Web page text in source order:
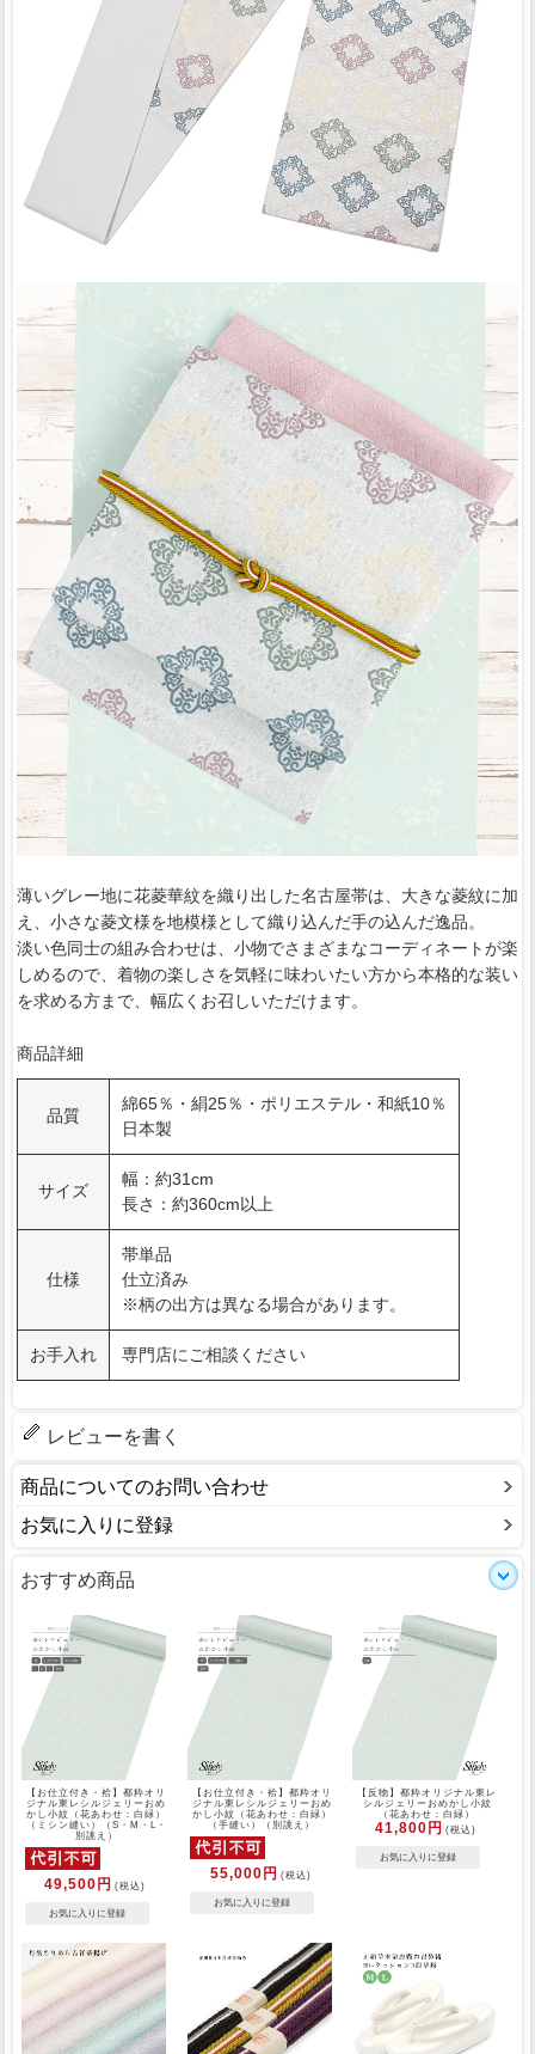
薄いグレー地に花菱華紋を織り出した名古屋帯は、大きな菱紋に加
え、小さな菱文様を地模様として織り込んだ手の込んだ逸品。
淡い色同士の組み合わせは、小物でさまざまなコーディネートが楽
しめるので、着物の楽しさを気軽に味わいたい方から本格的な装い
を求める方まで、幅広くお召しいただけます。
商品詳細
品質
綿65％・絹25％・ポリエステル・和紙10％
日本製
サイズ
幅：約31cm
長さ：約360cm以上
仕様
帯単品
仕立済み
※柄の出方は異なる場合があります。
お手入れ 専門店にご相談ください
レビューを書く
商品についてのお問い合わせ
お気に入りに登録
おすすめ商品
【お仕立付き・袷】都粋オリ
ジナル東レシルジェリーおめ
かし小紋（花あわせ：白緑）
（ミシン縫い）（S・M・L・
別誂え）
49,500円 (税込)
【お仕立付き・袷】都粋オリ
ジナル東レシルジェリーおめ
かし小紋（花あわせ：白緑）
（手縫い）（別誂え）
55,000円 (税込)
【反物】都粋オリジナル東レ
シルジェリーおめかし小紋
（花あわせ：白緑）
41,800円 (税込)